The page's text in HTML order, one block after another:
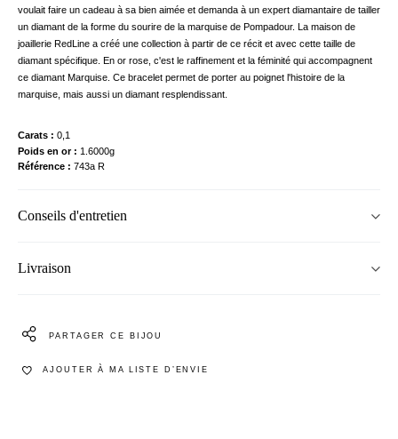
voulait faire un cadeau à sa bien aimée et demanda à un expert diamantaire de tailler
un diamant de la forme du sourire de la marquise de Pompadour. La maison de
joaillerie RedLine a créé une collection à partir de ce récit et avec cette taille de
diamant spécifique. En or rose, c'est le raffinement et la féminité qui accompagnent
ce diamant Marquise. Ce bracelet permet de porter au poignet l'histoire de la
marquise, mais aussi un diamant resplendissant.
Carats
0,1
Poids en or
1.6000g
Référence
743a R
Conseils d'entretien
Livraison
PARTAGER CE BIJOU
AJOUTER À MA LISTE D’ENVIE